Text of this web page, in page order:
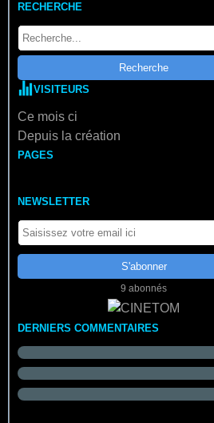
RECHERCHE
VISITEURS
Ce mois ci
Depuis la création
PAGES
NEWSLETTER
9 abonnés
DERNIERS COMMENTAIRES